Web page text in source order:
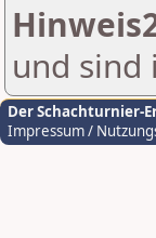
und sind
Der Schachturnier-
Impressum /